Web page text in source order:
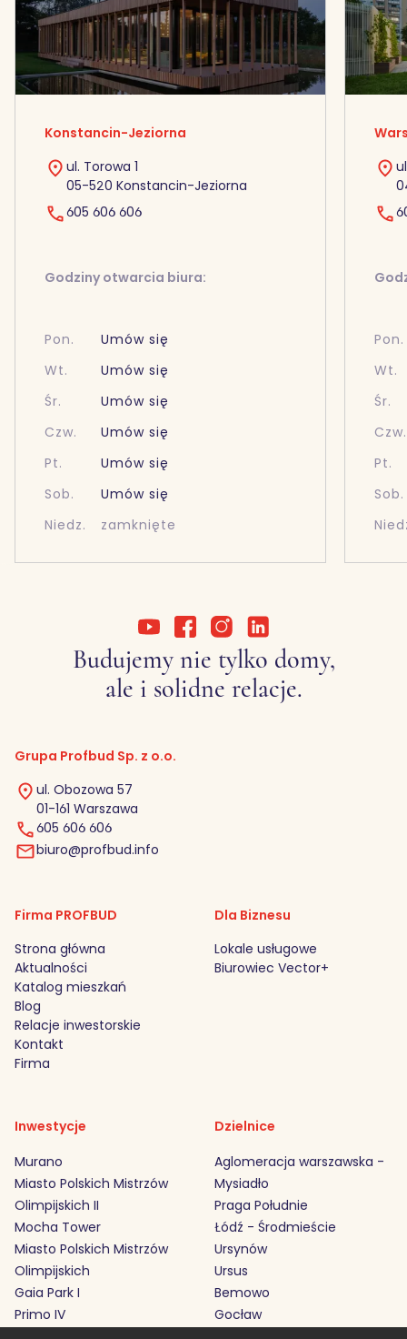
Konstancin-Jeziorna
ul. Torowa 1
05-520 Konstancin-Jeziorna
605 606 606
Godziny otwarcia biura:
Pon.
Umów się
Wt.
Umów się
Śr.
Umów się
Czw.
Umów się
Pt.
Umów się
Sob.
Umów się
Niedz.
zamknięte
Pon.
Wt.
Śr.
Czw.
Pt.
Sob.
Budujemy nie tylko domy,
ale i solidne relacje.
Grupa Profbud Sp. z o.o.
ul. Obozowa 57
01-161 Warszawa
605 606 606
biuro@profbud.info
Firma PROFBUD
Strona główna
Aktualności
Katalog mieszkań
Blog
Relacje inwestorskie
Kontakt
Firma
Dla Biznesu
Lokale usługowe
Biurowiec Vector+
Inwestycje
Murano
Miasto Polskich Mistrzów
Olimpijskich II
Mocha Tower
Miasto Polskich Mistrzów
Olimpijskich
Gaia Park I
Primo IV
Dzielnice
Aglomeracja warszawska -
Mysiadło
Praga Południe
Łódź - Środmieście
Ursynów
Ursus
Bemowo
Gocław